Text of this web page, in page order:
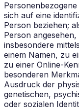
sich auf eine
Person beziehen;
Person
insbesondere
einem Namen, zu
zu einer Online-
besonderen
Ausdruck der
genetischen,
oder sozialen